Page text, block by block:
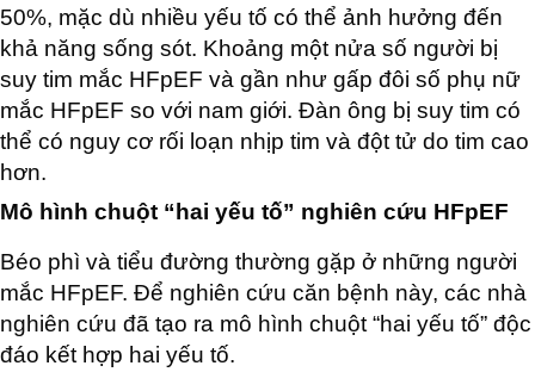
50%, mặc dù nhiều yếu tố có thể ảnh hưởng đến
khả năng sống sót. Khoảng một nửa số người bị
suy tim mắc HFpEF và gần như gấp đôi số phụ nữ
mắc HFpEF so với nam giới. Đàn ông bị suy tim có
thể có nguy cơ rối loạn nhịp tim và đột tử do tim cao
hơn.
Mô hình chuột “hai yếu tố” nghiên cứu HFpEF
Béo phì và tiểu đường thường gặp ở những người
mắc HFpEF. Để nghiên cứu căn bệnh này, các nhà
nghiên cứu đã tạo ra mô hình chuột “hai yếu tố” độc
đáo kết hợp hai yếu tố.